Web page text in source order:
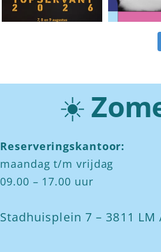
☀️
Reserveringskantoor:
maandag t/m vrijdag
09.00 – 17.00 uur
Stadhuisplein 7 – 3811